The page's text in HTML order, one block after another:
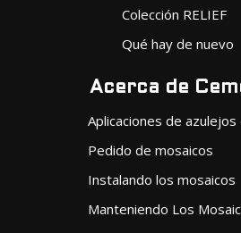
Colección RELIEF
Qué hay de nuevo
Acerca de
Aplicaciones de
Pedido de mosaicos
Instalando los mosaicos
Manteniendo Los